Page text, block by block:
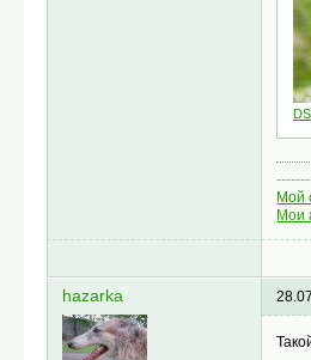
Мой
Мои
hazarka